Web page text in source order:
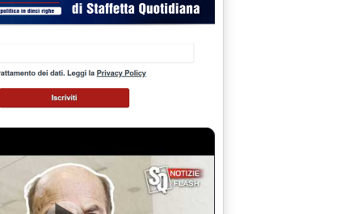
LE DIFFICOLTA' PER LA DISCUSSIONE DEL